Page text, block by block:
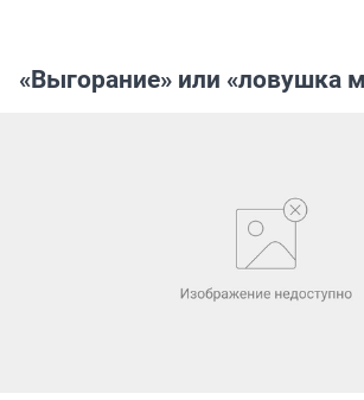
«Выгорание» или «ловушка